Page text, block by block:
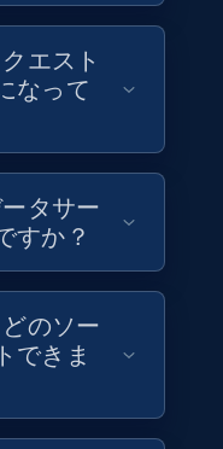
parsed, Job
Qualifications,
今すぐ購入
dataset
lc, Locations
lc, About
エスト
なって
タサー
すか？
のソー
できま